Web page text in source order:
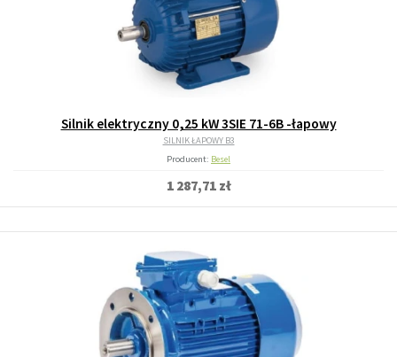
Silnik elektryczny 0,25 kW 3SIE 71-6B -łapowy
SILNIK ŁAPOWY B3
Producent: Besel
1 287,71 zł